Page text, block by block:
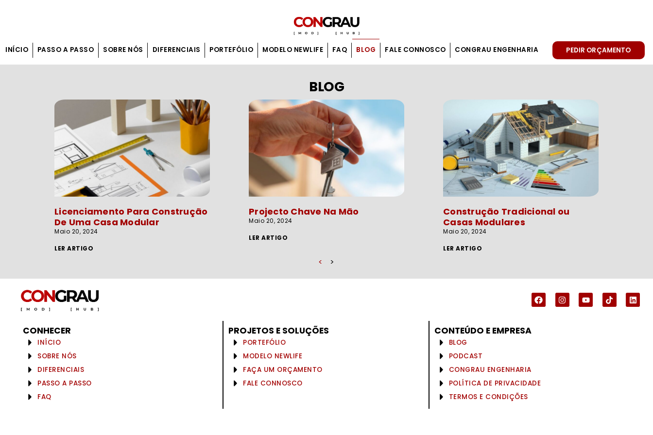
INÍCIO PASSO A PASSO SOBRE NÓS DIFERENCIAIS PORTEFÓLIO MODELO NEWLIFE FAQ BLOG FALE CONNOSCO CONGRAU ENGENHARIA PEDIR ORÇAMENTO
BLOG
Licenciamento Para Construção
De Uma Casa Modular
Maio 20, 2024
LER ARTIGO
Projecto Chave Na Mão
Maio 20, 2024
LER ARTIGO
Construção Tradicional ou
Casas Modulares
Maio 20, 2024
LER ARTIGO
< >
CONHECER
INÍCIO
SOBRE NÓS
DIFERENCIAIS
PASSO A PASSO
FAQ
PROJETOS E SOLUÇÕES
PORTEFÓLIO
MODELO NEWLIFE
FAÇA UM ORÇAMENTO
FALE CONNOSCO
CONTEÚDO E EMPRESA
BLOG
PODCAST
CONGRAU ENGENHARIA
POLÍTICA DE PRIVACIDADE
TERMOS E CONDIÇÕES